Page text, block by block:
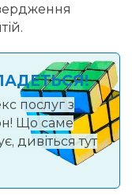
послуг з
Що саме
дивіться тут